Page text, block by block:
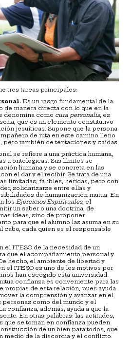
tres tareas principales:
Es un rasgo fundamental de la
de manera directa con lo que en la
denomina como cura personalis, es
que es un elemento constitutivo
jesuíticas. Supone que la persona
de ruta en este camino lleno
pero también de tentaciones y caídas.
se refiere a una práctica humana,
u ontológicas. Sus límites se
humana y se concreta en las
el dar y el recibir. Se trata de una
limitadas, falibles, heridas, pero con
solidarizarse entre ellas y
de humanización mutua. En
los Ejercicios Espirituales, el
un saber o una doctrina, de
ideas, sino de proponer
para que el alumno las asuma en su
cabo, cada quien es el responsable
el ITESO de la necesidad de un
que el acompañamiento personal y
hecho, el ambiente de libertad y
el ITESO es uno de los motivos por
han escogido esta universidad.
confianza es conveniente para las
propias de esta relación, pues ayuda
la comprensión y avanzar en el
como del mundo y el
confianza, además, ayuda a que la
En otras palabras: las actitudes,
se toman en confianza pueden
de un bien para todos, que
medio de la discordia y el conflicto.